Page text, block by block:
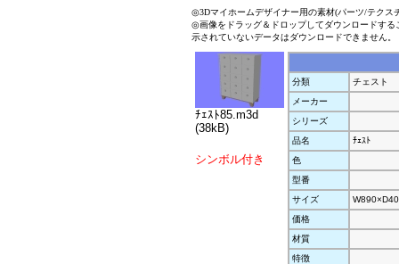
◎3Dマイホームデザイナー用の素材(パーツ/テクス
◎画像をドラッグ＆ドロップしてダウンロードす
示されていないデータはダウンロードできません。
ﾁｪｽﾄ85.m3d
(38kB)
シンボル付き
分類
チェスト
メーカー
シリーズ
品名
ﾁｪｽﾄ
色
型番
サイズ
価格
材質
特徴